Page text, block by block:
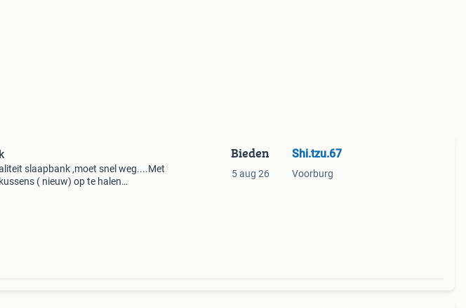
slaapbank ,moet snel weg....Met
( nieuw) op te halen
Bieden
5 aug 26
Shi.tzu.67
Voorburg